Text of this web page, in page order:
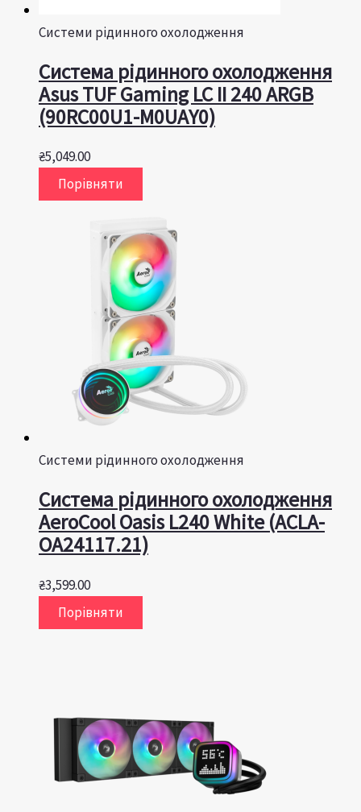
Системи рідинного охолодження
Система рідинного охолодження
Asus TUF Gaming LC II 240 ARGB
(90RC00U1-M0UAY0)
₴5,049.00
Порівняти
Системи рідинного охолодження
Система рідинного охолодження
AeroCool Oasis L240 White (ACLA-
OA24117.21)
₴3,599.00
Порівняти